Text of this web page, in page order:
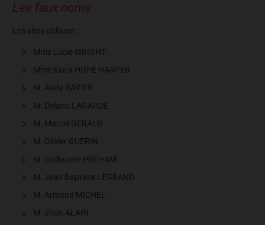
Les faux noms
Les sites utilisent :
Mme Lucie WRIGHT
Mme Kiara HOPE HARPER
M. Andy XAVIER
M. Delano LAGARDE
M. Marcel GERALD
M. Olivier GUERIN
M. Guillaume PREHAM
M. Jean Baptiste LEGRAND
M. Armand MICHEL
M. Jhon ALAIN